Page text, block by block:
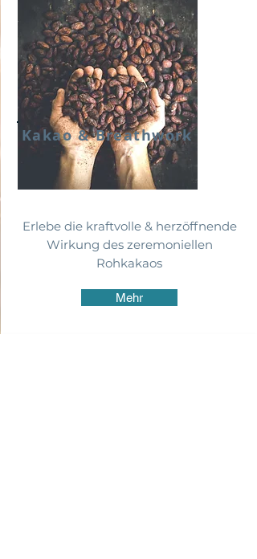
Kakao & Breathwork
Erlebe die kraftvolle & herzöffnende
Wirkung des zeremoniellen
Rohkakaos
Mehr